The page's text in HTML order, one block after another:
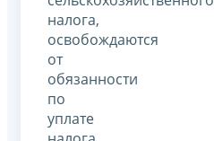
налога,
освобождаются
от
обязанности
по
уплате